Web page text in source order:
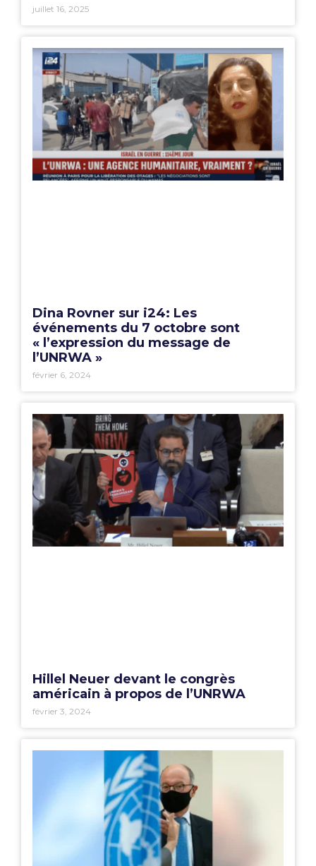
juillet 16, 2025
Dina Rovner sur i24: Les
événements du 7 octobre sont
« l’expression du message de
l’UNRWA »
février 6, 2024
Hillel Neuer devant le congrès
américain à propos de l’UNRWA
février 3, 2024